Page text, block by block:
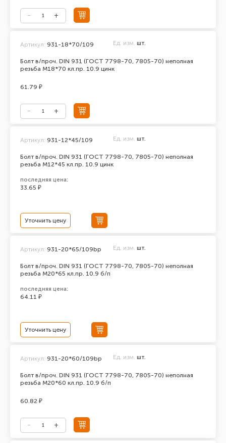
Болт в/проч. DIN 931 (ГОСТ 7798-70, 7805-70) неполная
резьба М18*70 кл.пр. 10.9 цинк
Артикул: 931-18*70/109 Ед. изм. шт.
61.79 ₽
Болт в/проч. DIN 931 (ГОСТ 7798-70, 7805-70) неполная
резьба М12*45 кл.пр. 10.9 цинк
Артикул: 931-12*45/109 Ед. изм. шт.
последняя цена:
33.65 ₽
Уточнить цену
Болт в/проч. DIN 931 (ГОСТ 7798-70, 7805-70) неполная
резьба М20*65 кл.пр. 10.9 б/п
Артикул: 931-20*65/109bp Ед. изм. шт.
последняя цена:
64.11 ₽
Уточнить цену
Болт в/проч. DIN 931 (ГОСТ 7798-70, 7805-70) неполная
резьба М20*60 кл.пр. 10.9 б/п
Артикул: 931-20*60/109bp Ед. изм. шт.
60.82 ₽